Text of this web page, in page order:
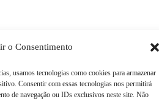
o Consentimento
usamos tecnologias como cookies para armazenar
Consentir com essas tecnologias nos permitirá
de navegação ou IDs exclusivos neste site. Não